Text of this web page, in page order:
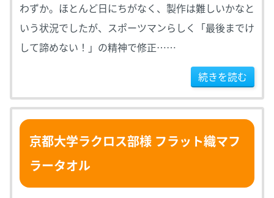
わずか。ほとんど日にちがなく、製作は難しいかなと
いう状況でしたが、スポーツマンらしく「最後までけ
して諦めない！」の精神で修正……
続きを読む
京都大学ラクロス部様 フラット織マフ
ラータオル